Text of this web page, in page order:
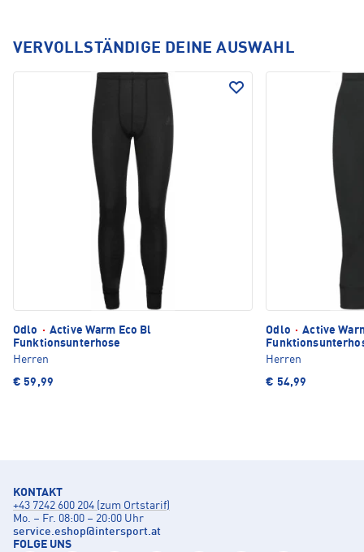
VERVOLLSTÄNDIGE DEINE AUSWAHL
Odlo · Active Warm Eco Bl
Funktionsunterhose
Herren
€ 59,99
Odlo · Active
Herren
€ 54,99
KONTAKT
+43 7242 600 204 (zum Ortstarif)
Mo. – Fr. 08:00 – 20:00 Uhr
service.eshop@intersport.at
FOLGE UNS